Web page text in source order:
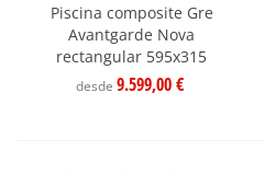
Piscina composite Gre
Avantgarde Nova
rectangular 595x315
desde 9.599,00 €